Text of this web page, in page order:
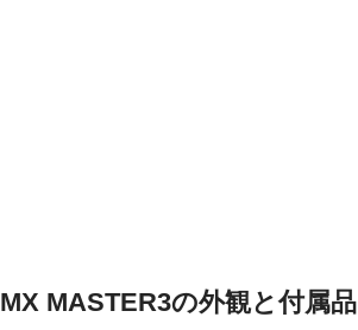
MX MASTER3の外観と付属品